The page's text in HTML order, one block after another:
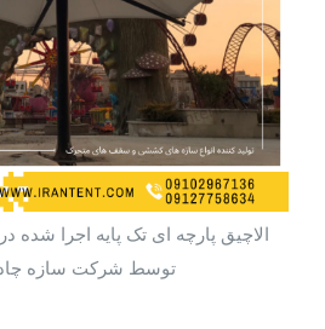
الاچیق پارچه ای تک پایه اجرا شده
توسط شرکت سازه